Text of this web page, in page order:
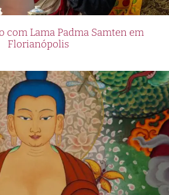
com Lama Padma Samten em
Florianópolis